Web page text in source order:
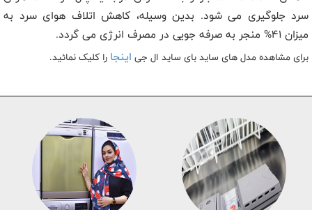
سرد جلوگیری می شود. بدین وسیله، کاهش اتلاف هوای سرد به
میزان 41% منجر به صرفه جویی در مصرف انرژی می گردد.
برای مشاهده مدل های ساید بای ساید ال جی اینجا را کلیک نمائید.